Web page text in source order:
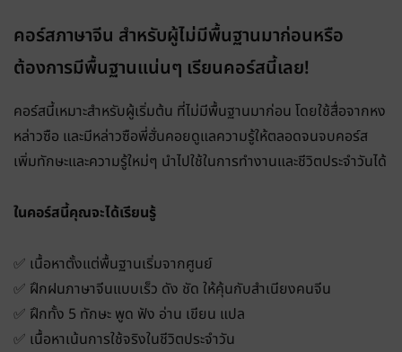
คอร์สภาษาจีน สำหรับผู้ไม่มีพื้นฐานมาก่อนหรือ
ต้องการมีพื้นฐานแน่นๆ เรียนคอร์สนี้เลย!
คอร์สนี้เหมาะสำหรับผู้เริ่มต้น ที่ไม่มีพื้นฐานมาก่อน โดยใช้สื่อจากหง
หล่าวซือ และมีหล่าวซือพี่ฮั่นคอยดูแลความรู้ให้ตลอดจนจบคอร์ส
เพิ่มทักษะและความรู้ใหม่ๆ นำไปใช้ในการทำงานและชีวิตประจำวันได้
ในคอร์สนี้คุณจะได้เรียนรู้
✅ เนื้อหาตั้งแต่พื้นฐานเริ่มจากศูนย์
✅ ฝึกฝนภาษาจีนแบบเร็ว ดัง ชัด ให้คุ้นกับสำเนียงคนจีน
✅ ฝึกทั้ง 5 ทักษะ พูด ฟัง อ่าน เขียน แปล
✅ เนื้อหาเน้นการใช้จริงในชีวิตประจำวัน